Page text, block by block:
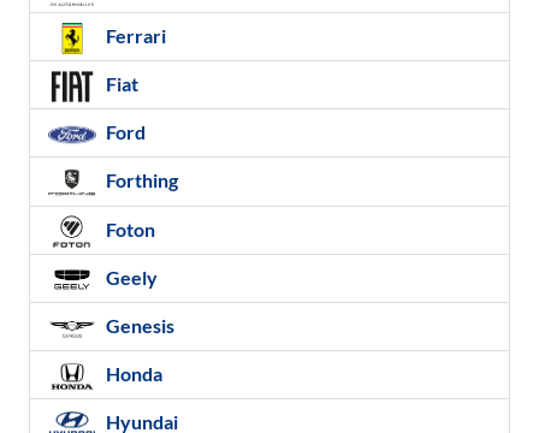
Ferrari
Fiat
Ford
Forthing
Foton
Geely
Genesis
Honda
Hyundai